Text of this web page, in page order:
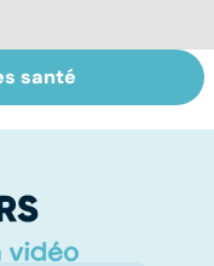
du
à la
santé